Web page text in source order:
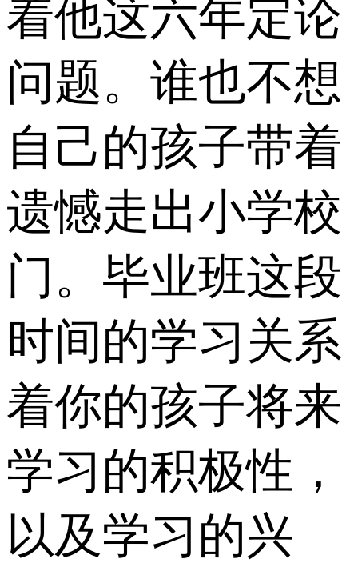
着他这六年定论
问题。谁也不想
自己的孩子带着
遗憾走出小学校
门。毕业班这段
时间的学习关系
着你的孩子将来
学习的积极性，
以及学习的兴